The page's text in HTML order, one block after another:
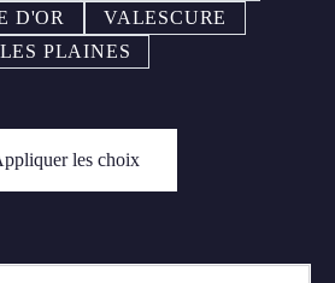
D'OR
VALESCURE
LES PLAINES
les choix